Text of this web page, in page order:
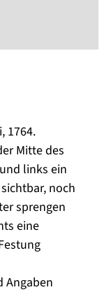
1764.
Mitte des
links ein
noch
sprengen
eine
Angaben